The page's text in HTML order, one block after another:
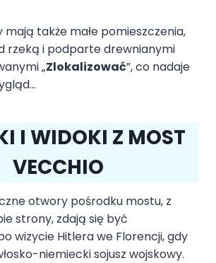
także małe pomieszczenia,
rzeką i podparte drewnianymi
„Zlokalizować”, co nadaje
I WIDOKI Z MOST
VECCHIO
otwory pośrodku mostu, z
strony, zdają się być
wizycie Hitlera we Florencji, gdy
niemiecki sojusz wojskowy.